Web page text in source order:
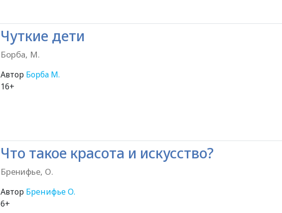
Чуткие дети
Борба, М.
Автор Борба М.
16+
Что такое красота и искусство?
Бренифье, О.
Автор Бренифье О.
6+